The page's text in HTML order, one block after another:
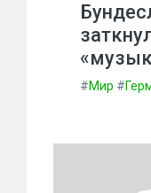
#Мир #